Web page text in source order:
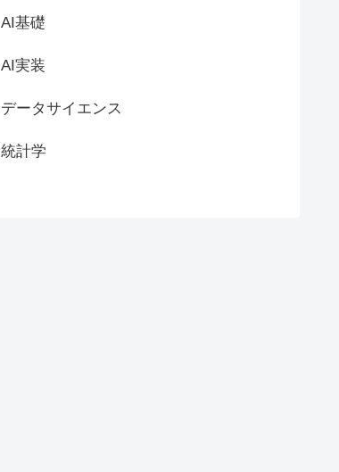
AI基礎
AI実装
データサイエンス
統計学